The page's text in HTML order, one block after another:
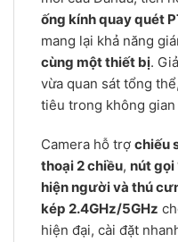
ống kính quay quét
mang lại khả năng
cùng một thiết bị.
vừa quan sát tổng
tiêu trong không
Camera hỗ trợ chiếu
thoại 2 chiều, nút gọi
hiện người và thú
kép 2.4GHz/5GHz
hiện đại, cài đặt